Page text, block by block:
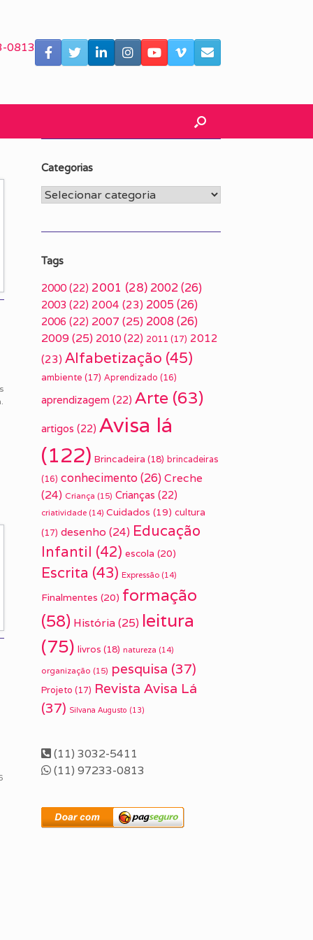
0813
Categorias
Categorias
Tags
2000 (22) 2001 (28) 2002(26)
2003 (22) 2004 (23) 2005 (26)
2006 (22) 2007 (25) 2008(26)
2009(25) 2010 (22) 2011 (17) 2012
(23) Alfabetização (45)
ambiente (17) Aprendizado (16)
aprendizagem (22) Arte (63)
artigos (22) Avisa lá
(122) Brincadeira (18) brincadeiras
(16) conhecimento(26) Creche
(24) Criança (15) Crianças (22)
criatividade (14) Cuidados (19) cultura
(17) desenho (24) Educação
Infantil (42) escola (20)
Escrita (43) Expressão (14)
Finalmentes (20) formação
(58) História(25) leitura
(75) livros (18) natureza (14)
organização (15) pesquisa (37)
Projeto (17) Revista Avisa Lá
(37) Silvana Augusto (13)
(11) 3032-5411
(11) 97233-0813